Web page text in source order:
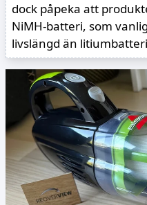
dock påpeka att
NiMH-batteri, som
livslängd än